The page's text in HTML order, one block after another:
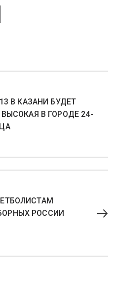
В КАЗАНИ БУДЕТ
В ГОРОДЕ 24-
РОССИИ